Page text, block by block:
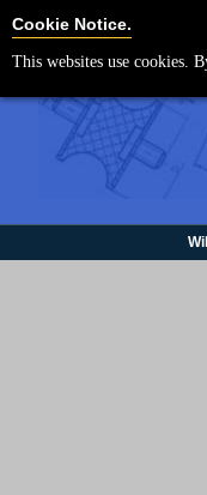
Cookie Notice.
This websites use cookies.
Cookie Settings